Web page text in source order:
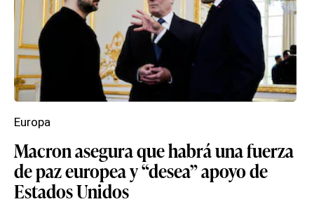
Macron asegura que habrá una fuerza
de paz europea y “desea” apoyo de
Estados Unidos
Europa